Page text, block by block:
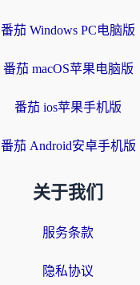
番茄 Windows PC电脑版
番茄 macOS苹果电脑版
番茄 ios苹果手机版
番茄 Android安卓手机版
关于我们
服务条款
隐私协议